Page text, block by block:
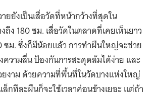
ยยังเป็นเสื่อวัดที่หน้ากว้างที่สุดใน
ถึง 180 ซม. เสื่อวัดในตลาดที่เคยเห็นยาว
ซม. ซึ่งก็มีน้อยแล้ว การทำผืนใหญ่จะช่วย
ความลื่น ป้องกันการสะดุดล้มได้ง่าย และ
ยงาม ด้วยความที่พื้นที่ในวัดบางแห่งใหญ่
กทีละผืนก็จะใช้เวลาค่อนข้างเยอะ แต่ถ้า